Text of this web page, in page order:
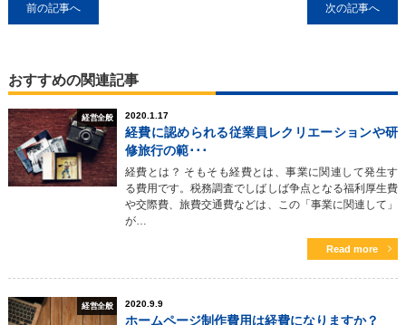
前の記事へ 次の記事へ
おすすめの関連記事
経営全般 2020.1.17
経費に認められる従業員レクリエーションや研
修旅行の範･･･
経費とは？ そもそも経費とは、事業に関連して発生す
る費用です。税務調査でしばしば争点となる福利厚生費
や交際費、旅費交通費などは、この「事業に関連して」
が…
Read more
経営全般 2020.9.9
ホームページ制作費用は経費になりますか？